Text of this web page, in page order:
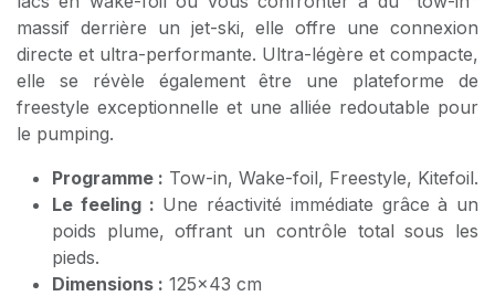
massif derrière un jet-ski, elle offre une connexion
directe et ultra-performante. Ultra-légère et compacte,
elle se révèle également être une plateforme de
freestyle exceptionnelle et une alliée redoutable pour
le pumping.
Programme : Tow-in, Wake-foil, Freestyle, Kitefoil.
Le feeling : Une réactivité immédiate grâce à un
poids plume, offrant un contrôle total sous les
pieds.
Dimensions : 125x43 cm